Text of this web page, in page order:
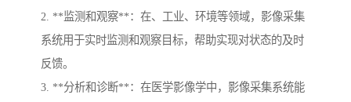
2. **监测和观察**：在、工业、环境等领域，影像采集
系统用于实时监测和观察目标，帮助实现对状态的及时
反馈。
3. **分析和诊断**：在医学影像学中，影像采集系统能